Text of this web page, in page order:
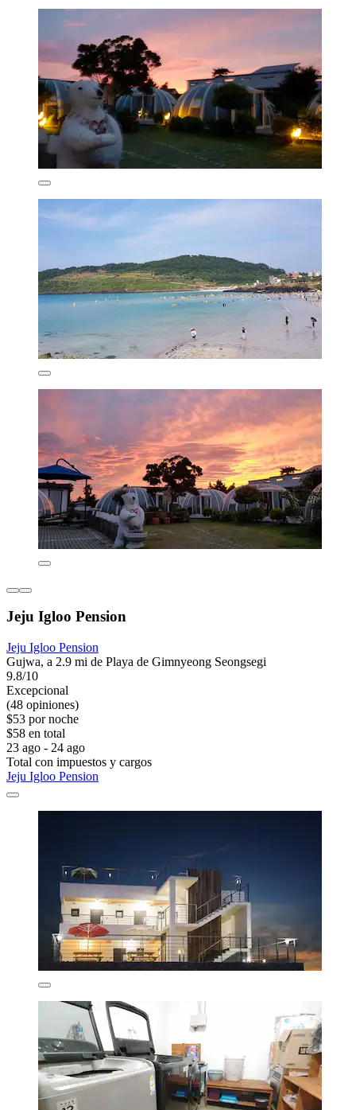
Jeju Igloo Pension
Jeju Igloo Pension
Gujwa, a 2.9 mi de Playa de Gimnyeong Seongsegi
9.8/10
Excepcional
(48 opiniones)
$53 por noche
$58 en total
23 ago - 24 ago
Total con impuestos y cargos
Jeju Igloo Pension